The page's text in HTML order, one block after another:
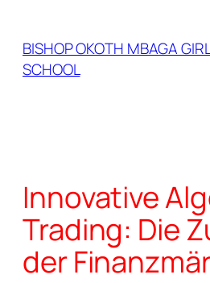
content
BISHOP OKOTH MBAGA
SCHOOL
Innovative
Trading: Die
der